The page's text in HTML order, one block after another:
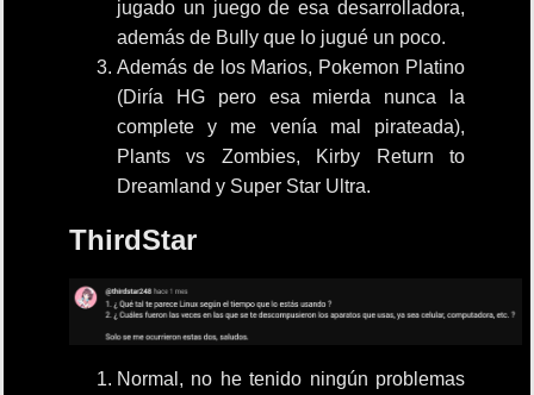
jugado un juego de esa desarrolladora,
además de Bully que lo jugué un poco.
Además de los Marios, Pokemon Platino
(Diría HG pero esa mierda nunca la
complete y me venía mal pirateada),
Plants vs Zombies, Kirby Return to
Dreamland y Super Star Ultra.
ThirdStar
Normal, no he tenido ningún problemas